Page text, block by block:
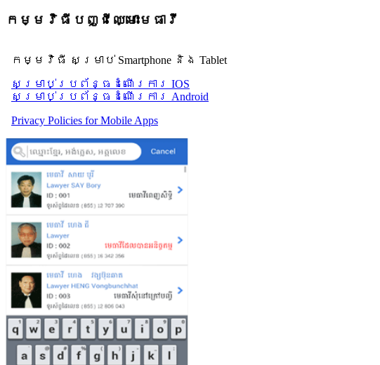
កម្មវិធីបញ្ជីឈ្មោះមេធាវី
កម្មវិធី សម្រាប់ Smartphone និង Tablet
សម្រាប់​ប្រព័ន្ធដំណើរការ IOS
សម្រាប់​ប្រព័ន្ធដំណើរការ Android
Privacy Policies for Mobile Apps